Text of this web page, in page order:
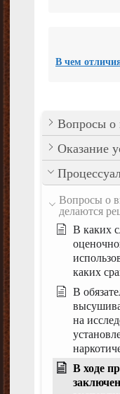
Вопросы о
Оказание
Вопросы о
делаются
В каких
каких
В
на
В ходе